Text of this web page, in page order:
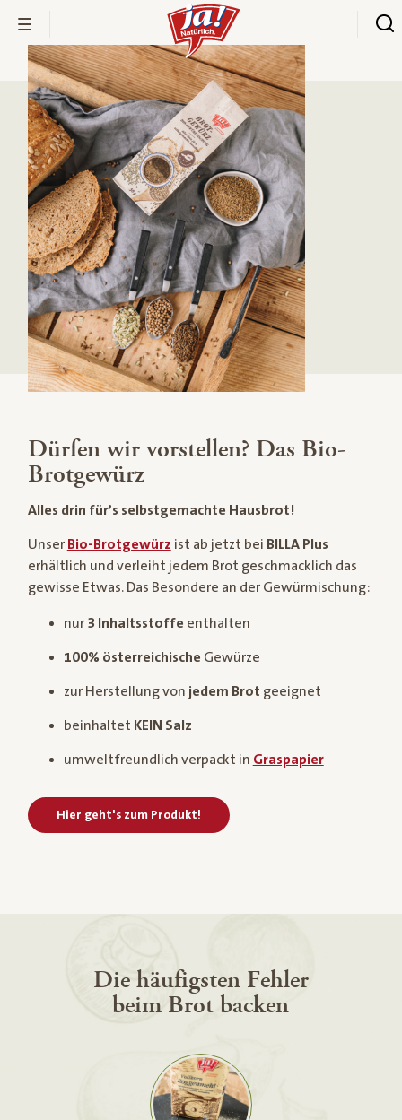
Dürfen wir vorstellen? Das Bio-
Brotgewürz
Alles drin für’s selbstgemachte Hausbrot!
Unser Bio-Brotgewürz ist ab jetzt bei BILLA Plus
erhältlich und verleiht jedem Brot geschmacklich das
gewisse Etwas. Das Besondere an der Gewürmischung:
nur 3 Inhaltsstoffe enthalten
100% österreichische Gewürze
zur Herstellung von jedem Brot geeignet
beinhaltet KEIN Salz
umweltfreundlich verpackt in Graspapier
Hier geht's zum Produkt!
Die häufigsten Fehler
beim Brot backen